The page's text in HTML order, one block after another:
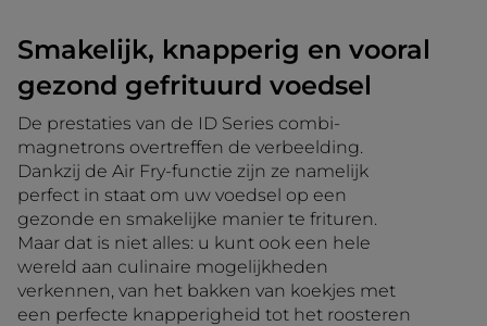
Smakelijk, knapperig en vooral
gezond gefrituurd voedsel
De prestaties van de ID Series combi-
magnetrons overtreffen de verbeelding.
Dankzij de Air Fry-functie zijn ze namelijk
perfect in staat om uw voedsel op een
gezonde en smakelijke manier te frituren.
Maar dat is niet alles: u kunt ook een hele
wereld aan culinaire mogelijkheden
verkennen, van het bakken van koekjes met
een perfecte knapperigheid tot het roosteren